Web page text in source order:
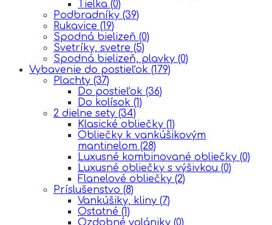
Tielka (0)
Podbradníky (39)
Rukavice (19)
Spodná bielizeň (0)
Svetríky, svetre (5)
Spodná bielizeň, plavky (0)
Vybavenie do postieľok (179)
Plachty (37)
Do postieľok (36)
Do kolísok (1)
2 dielne sety (34)
Klasické obliečky (1)
Obliečky k vankúšikovým
mantinelom (28)
Luxusné kombinované obliečky (0)
Luxusné obliečky s výšivkou (0)
Flanelové obliečky (2)
Príslušenstvo (8)
Vankúšiky, kliny (7)
Ostatné (1)
Ozdobné volániky (0)